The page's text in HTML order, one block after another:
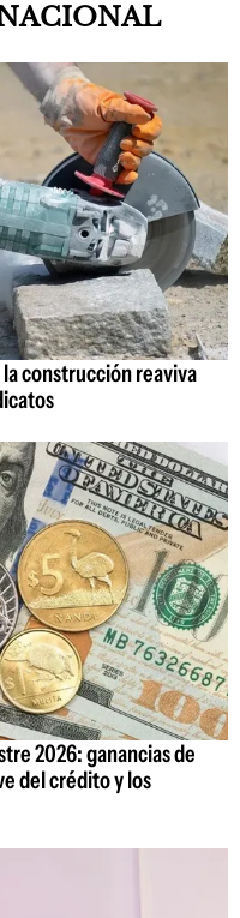
construcción reaviva
2026: ganancias de
del crédito y los